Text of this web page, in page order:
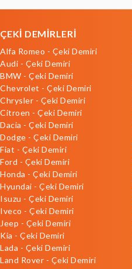
ÇEKİ DEMİRLERİ
Alfa Romeo - Çeki Demiri
Audi - Çeki Demiri
BMW - Çeki Demiri
Chevrolet - Çeki Demiri
Chrysler - Çeki Demiri
Citroen - Çeki Demiri
Dacia - Çeki Demiri
Dodge - Çeki Demiri
Fiat - Çeki Demiri
Ford - Çeki Demiri
Honda - Çeki Demiri
Hyundai - Çeki Demiri
Isuzu - Çeki Demiri
Iveco - Çeki Demiri
Jeep - Çeki Demiri
Kia - Çeki Demiri
Lada - Çeki Demiri
Land Rover - Çeki Demiri